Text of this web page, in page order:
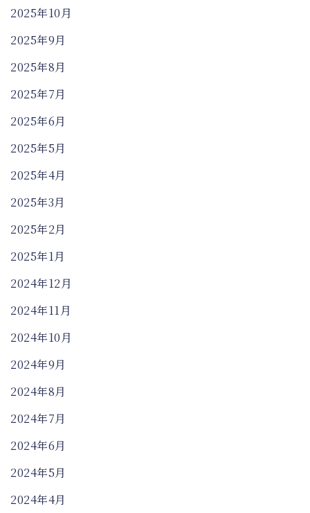
2025年10月
2025年9月
2025年8月
2025年7月
2025年6月
2025年5月
2025年4月
2025年3月
2025年2月
2025年1月
2024年12月
2024年11月
2024年10月
2024年9月
2024年8月
2024年7月
2024年6月
2024年5月
2024年4月